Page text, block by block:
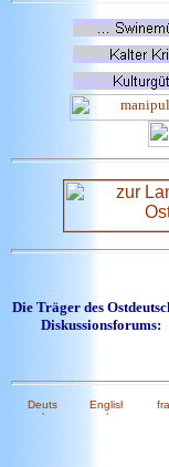
Die Träger des
Diskussionsforums: